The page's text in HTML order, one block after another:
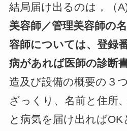
結局届け出るのは，（
美容師／管理美容師の
容師については、登録
病があれば医師の診断
造及び設備の概要の３つ
ざっくり、名前と住所
と病気を届け出れば